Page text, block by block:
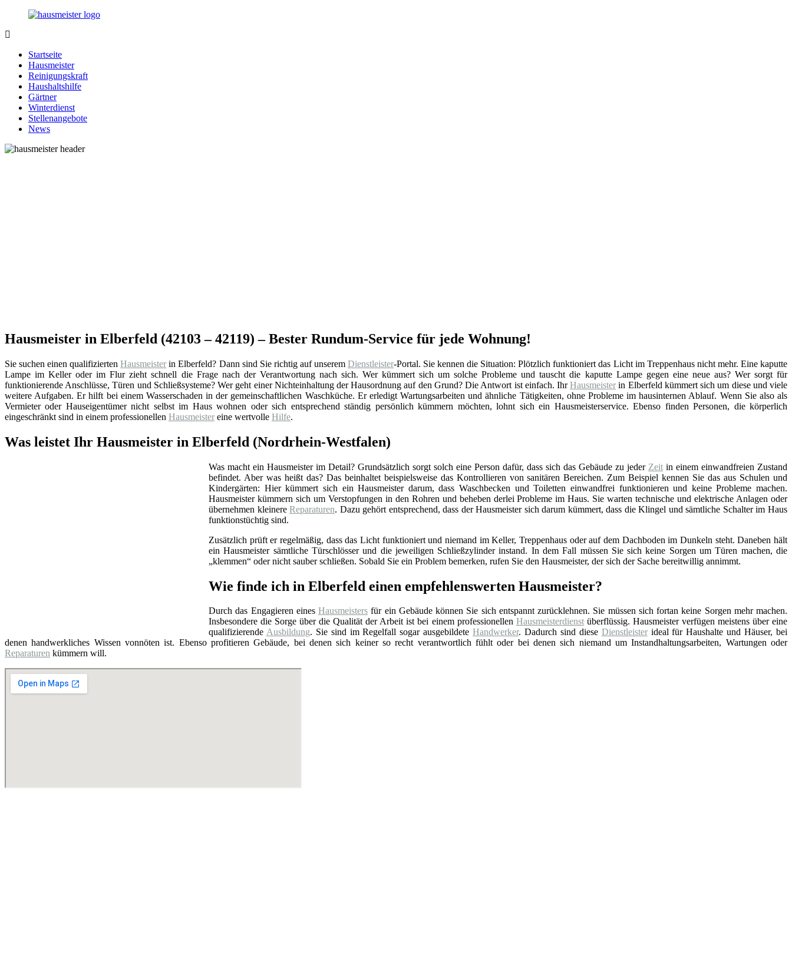
Zurück
Inhalt
Hausmeister.de
rund
Ihren
Haushalt
Startseite
Hausmeister
Reinigungskraft
Haushaltshilfe
Gärtner
Winterdienst
Stellenangebote
News
Hausmeister in Elberfeld (42103 – 42119) – Bester Rundum-Service für jede Wohnung!
Sie suchen einen qualifiziertenHausmeister in Elberfeld? Dann sind Sie richtig auf unserem Dienstleister-Portal. Sie kennen die Situation: Plötzlich funktioniert das Licht im Treppenhaus nicht mehr. Eine kaputte
Lampe im Keller oder im Flur zieht schnell die Frage nach der Verantwortung nach sich. Wer kümmert sich um solche Probleme und tauscht die kaputte Lampe gegen eine neue aus? Wer sorgt für
funktionierende Anschlüsse, Türen und Schließsysteme? Wer geht einer Nichteinhaltung der Hausordnung auf den Grund? Die Antwort ist einfach. IhrHausmeister in Elberfeld kümmert sich um diese und viele
weitere Aufgaben. Er hilft bei einem Wasserschaden in der gemeinschaftlichen Waschküche. Er erledigt Wartungsarbeiten und ähnliche Tätigkeiten, ohne Probleme im hausinternen Ablauf. Wenn Sie also als
Vermieter oder Hauseigentümer nicht selbst im Haus wohnen oder sich entsprechend ständig persönlich kümmern möchten, lohnt sich ein Hausmeisterservice. Ebenso finden Personen, die körperlich
eingeschränkt sind in einem professionellen Hausmeister eine wertvolle Hilfe.
Was leistet Ihr Hausmeister in Elberfeld (Nordrhein-Westfalen)
Was macht ein Hausmeister im Detail? Grundsätzlich sorgt solch eine Person dafür, dass sich das Gebäude zu jeder Zeit in einem einwandfreien Zustand
befindet. Aber was heißt das? Das beinhaltet beispielsweise das Kontrollieren von sanitären Bereichen. Zum Beispiel kennen Sie das aus Schulen und
Kindergärten: Hier kümmert sich ein Hausmeister darum, dass Waschbecken und Toiletten einwandfrei funktionieren und keine Probleme machen.
Hausmeister kümmern sich um Verstopfungen in den Rohren und beheben derlei Probleme im Haus. Sie warten technische und elektrische Anlagen oder
übernehmen kleinereReparaturen. Dazu gehört entsprechend, dass der Hausmeister sich darum kümmert, dass die Klingel und sämtliche Schalter im Haus
funktionstüchtig sind.
Zusätzlich prüft er regelmäßig, dass das Licht funktioniert und niemand im Keller, Treppenhaus oder auf dem Dachboden im Dunkeln steht. Daneben hält
ein Hausmeister sämtliche Türschlösser und die jeweiligen Schließzylinder instand. In dem Fall müssen Sie sich keine Sorgen um Türen machen, die
„klemmen“ oder nicht sauber schließen. Sobald Sie ein Problem bemerken, rufen Sie den Hausmeister, der sich der Sache bereitwillig annimmt.
Wie finde ich in Elberfeld einen empfehlenswerten Hausmeister?
Durch das Engagieren eines Hausmeisters für ein Gebäude können Sie sich entspannt zurücklehnen. Sie müssen sich fortan keine Sorgen mehr machen.
Insbesondere die Sorge über die Qualität der Arbeit ist bei einem professionellen Hausmeisterdienstüberflüssig. Hausmeister verfügen meistens über eine
qualifizierende Ausbildung. Sie sind im Regelfall sogar ausgebildeteHandwerker. Dadurch sind diese Dienstleisterideal für Haushalte und Häuser, bei
denen handwerkliches Wissen vonnöten ist. Ebenso profitieren Gebäude, bei denen sich keiner so recht verantwortlich fühlt oder bei denen sich niemand um Instandhaltungsarbeiten, Wartungen oder
Reparaturen kümmern will.